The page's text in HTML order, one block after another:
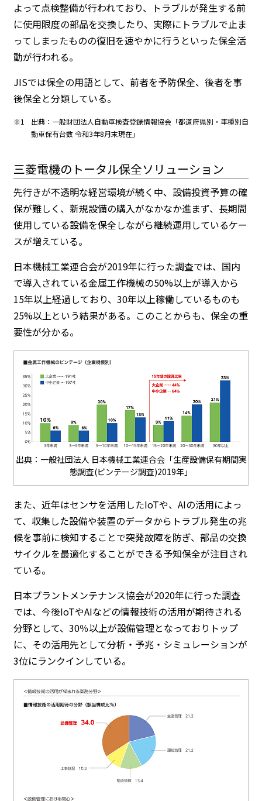
よって点検整備が行われており、トラブルが発生する前
に使用限度の部品を交換したり、実際にトラブルで止ま
ってしまったものの復旧を速やかに行うといった保全活
動が行われる。
JISでは保全の用語として、前者を予防保全、後者を事
後保全と分類している。
※1
出典：一般財団法人自動車検査登録情報協会「都道府県別・車種別自
動車保有台数 令和3年8月末現在」
三菱電機のトータル保全ソリューション
先行きが不透明な経営環境が続く中、設備投資予算の確
保が難しく、新規設備の購入がなかなか進まず、長期間
使用している設備を保全しながら継続運用しているケー
スが増えている。
日本機械工業連合会が2019年に行った調査では、国内
で導入されている金属工作機械の50%以上が導入から
15年以上経過しており、30年以上稼働しているものも
25%以上という結果がある。このことからも、保全の重
要性が分かる。
出典：一般社団法人 日本機械工業連合会「生産設備保有期間実
態調査(ビンテージ調査)2019年」
また、近年はセンサを活用したIoTや、AIの活用によっ
て、収集した設備や装置のデータからトラブル発生の兆
候を事前に検知することで突発故障を防ぎ、部品の交換
サイクルを最適化することができる予知保全が注目され
ている。
日本プラントメンテナンス協会が2020年に行った調査
では、今後IoTやAIなどの情報技術の活用が期待される
分野として、30％以上が設備管理となっておりトップ
に、その活用先として分析・予兆・シミュレーションが
3位にランクインしている。